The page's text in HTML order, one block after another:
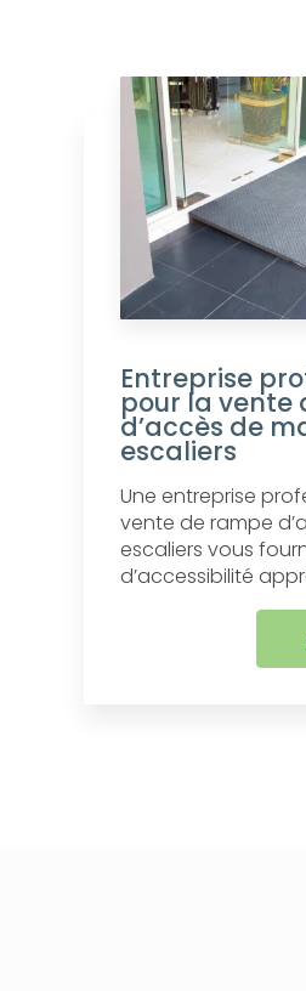
Entreprise
pour la vente
d’accès de
escaliers
Une entreprise
vente de rampe
escaliers vous
d’accessibilité